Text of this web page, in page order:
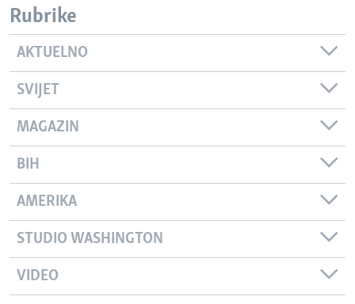
Rubrike
AKTUELNO
SVIJET
MAGAZIN
BIH
AMERIKA
STUDIO WASHINGTON
VIDEO